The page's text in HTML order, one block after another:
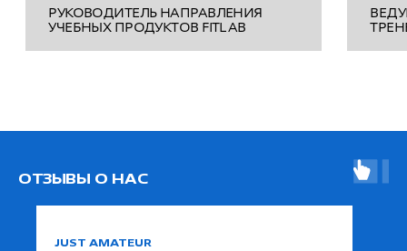
ОТЗЫВЫ О НАС
JUST AMATEUR